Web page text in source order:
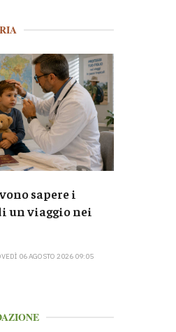
sapere i
un viaggio nei
06 AGOSTO 2026 09:05